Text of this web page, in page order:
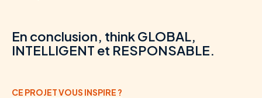
En conclusion, think GLOBAL,
INTELLIGENT et RESPONSABLE.
CE PROJET VOUS INSPIRE ?